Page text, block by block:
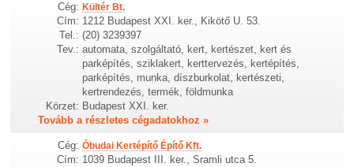
Cég: Kültér Bt.
Cím: 1212 Budapest XXI. ker., Kikötő U. 53.
Tel.: (20) 3239397
Tev.: automata, szolgáltató, kert, kertészet, kert és
parképítés, sziklakert, kerttervezés, kertépítés,
parképítés, munka, díszburkolat, kertészeti,
kertrendezés, termék, földmunka
Körzet: Budapest XXI. ker.
Tovább a részletes cégadatokhoz »
Cég: Óbudai Kertépítő Építő Kft.
Cím: 1039 Budapest III. ker., Sramli utca 5.